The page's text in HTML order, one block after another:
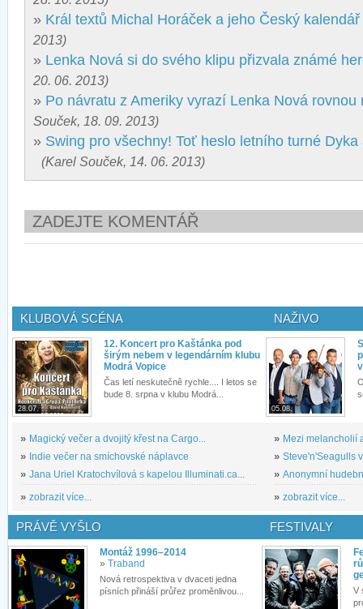
» Král textů Michal Horáček a jeho Český kalendář
2013)
» Lenka Nová si do svého klipu přizvala známé
20. 06. 2013)
» Po návratu z Ameriky vyrazí Lenka Nová rovnou
Souček, 18. 09. 2013)
» Swing pro všechny! Toť heslo letního turné
(Karel Souček, 14. 06. 2013)
ZADEJTE KOMENTÁŘ
KLUBOVÁ SCÉNA
28.07.
12. Koncert pro Kaštánka pod
širým nebem v legendárním klubu
Modrá Vopice
Čas letí neskutečně rychle.... I letos se
bude 8. srpna v klubu Modrá...
» Magický večer a dvojitý křest na Cargo...
» Indie večer na smíchovské náplavce
» Jana Uriel Kratochvílová s kapelou Illuminati.ca...
» zobrazit více...
NAŽIVO
05.08.
» Mezi melancholií
» Steve'n'Seagulls
» Anonymní
» zobrazit více...
PRÁVĚ VYŠLO
Montáž 1996–2014
» Traband
Nová retrospektiva v dvaceti jedna
písních přináší průřez proměnlivou...
FESTIVALY
V